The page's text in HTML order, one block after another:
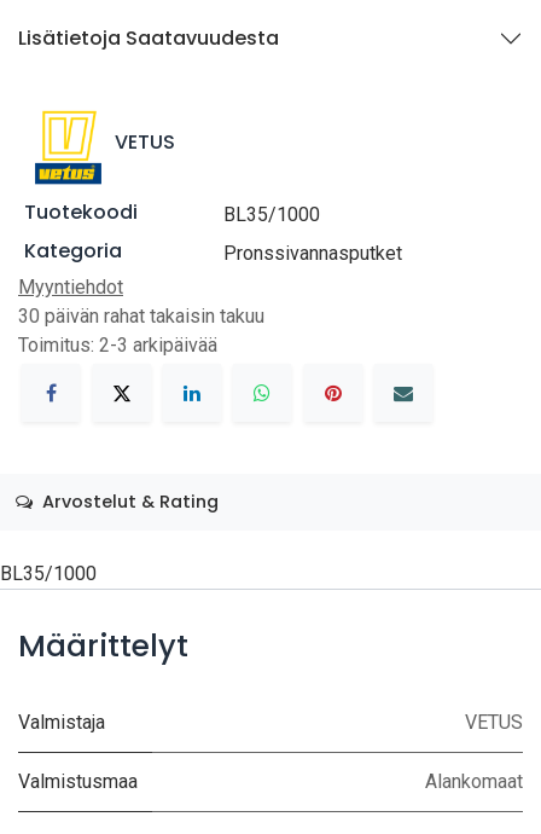
Lisätietoja Saatavuudesta
VETUS
Tuotekoodi BL35/1000
Kategoria
Pronssivannasputket
Myyntiehdot
30 päivän rahat takaisin takuu
Toimitus: 2-3 arkipäivää
Arvostelut & Rating
BL35/1000
Määrittelyt
Valmistaja VETUS
Valmistusmaa Alankomaat